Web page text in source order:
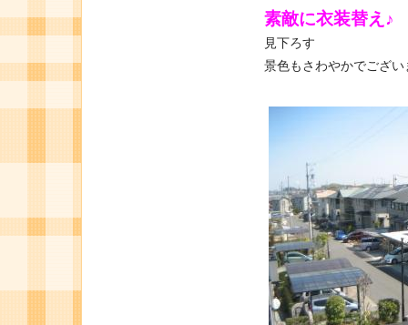
素敵に衣装替え♪
見下ろす
景色もさわやかでござい